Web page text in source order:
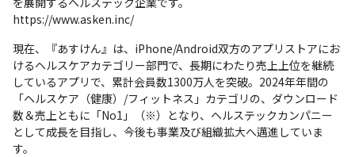
https://www.asken.inc/
現在、『あすけん』は、iPhone/Android双方のアプリストアにお
けるヘルスケアカテゴリー部門で、長期にわたり売上上位を継続
しているアプリで、累計会員数1300万人を突破。2024年年間の
「ヘルスケア（健康）/フィットネス」カテゴリの、ダウンロード
数＆売上ともに「No1」（※）となり、ヘルステックカンパニー
として成長を目指し、今後も事業及び組織拡大へ邁進していま
す。